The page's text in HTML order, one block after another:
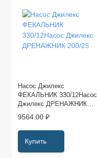
Насос Джилекс
ФЕКАЛЬНИК 330/12Насос
Джилекс ДРЕНАЖНИК
200/25
9564.00 ₽
Купить